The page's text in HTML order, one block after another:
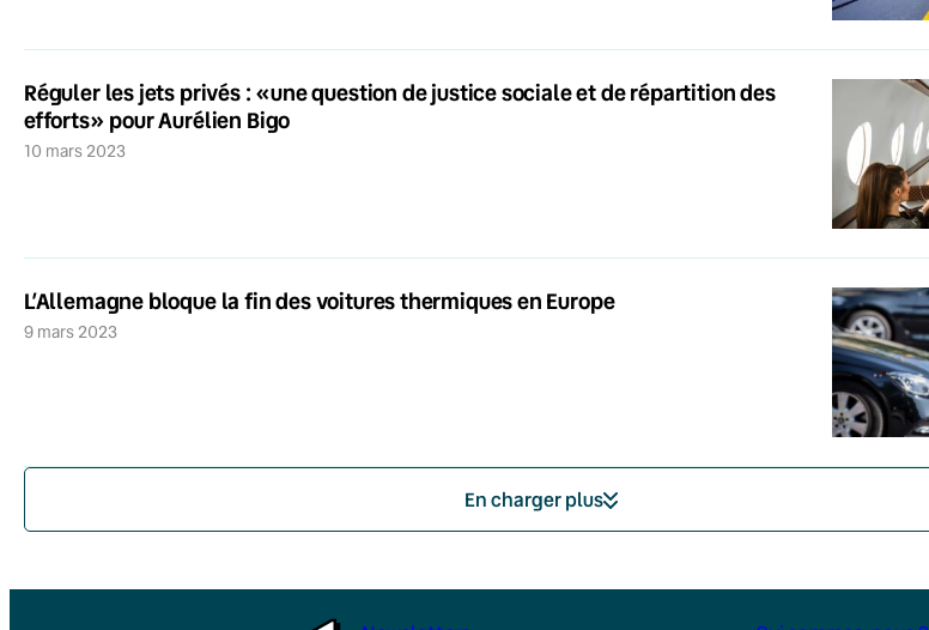
Réguler les jets privés : «une question de justice sociale et de répartition des
efforts» pour Aurélien Bigo
10 mars 2023
L’Allemagne bloque la fin des voitures thermiques en Europe
9 mars 2023
En charger plus